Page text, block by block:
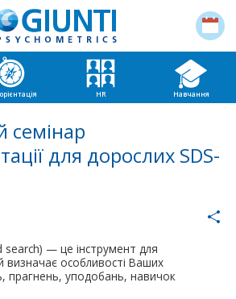
HR Навчання
семінар
для дорослих SDS-
search) — це інструмент для
визначає особливості Ваших
прагнень, уподобань, навичок